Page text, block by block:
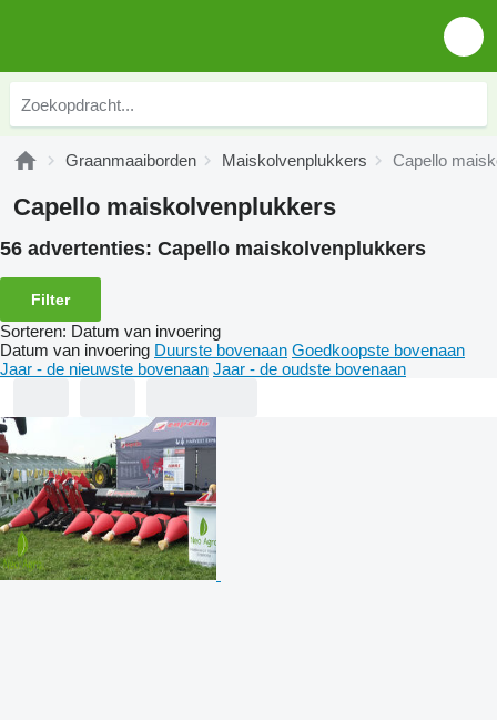
Graanmaaiborden Maiskolvenplukkers Capello
Capello maiskolvenplukkers
56 advertenties: Capello maiskolvenplukkers
Filter
Sorteren: Datum van invoering
Datum van invoering Duurste bovenaan Goedkoopste bovenaan
Jaar - de nieuwste bovenaan Jaar - de oudste bovenaan